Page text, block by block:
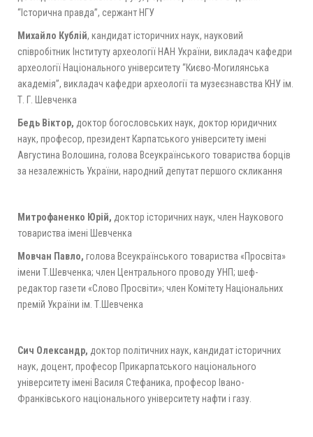
“Історична правда”, сержант НГУ
Михайло Кублій, кандидат історичних наук, науковий
співробітник Інституту археології НАН України, викладач кафедри
археології Національного університету “Києво-Могилянська
академія”, викладач кафедри археології та музеєзнавства КНУ ім.
Т. Г. Шевченка
Бедь Віктор, доктор богословських наук, доктор юридичних
наук, професор, президент Карпатського університету імені
Августина Волошина, голова Всеукраїнського товариства борців
за незалежність України, народний депутат першого скликання
Митрофаненко Юрій, доктор історичних наук, член Наукового
товариства імені Шевченка
Мовчан Павло, голова Всеукраїнського товариства «Просвіта»
імени Т.Шевченка; член Центрального проводу УНП; шеф-
редактор газети «Слово Просвіти»; член Комітету Національних
премій України ім. Т.Шевченка
Сич Олександр, доктор політичних наук, кандидат історичних
наук, доцент, професор Прикарпатського національного
університету імені Василя Стефаника, професор Івано-
Франківського національного університету нафти і газу.